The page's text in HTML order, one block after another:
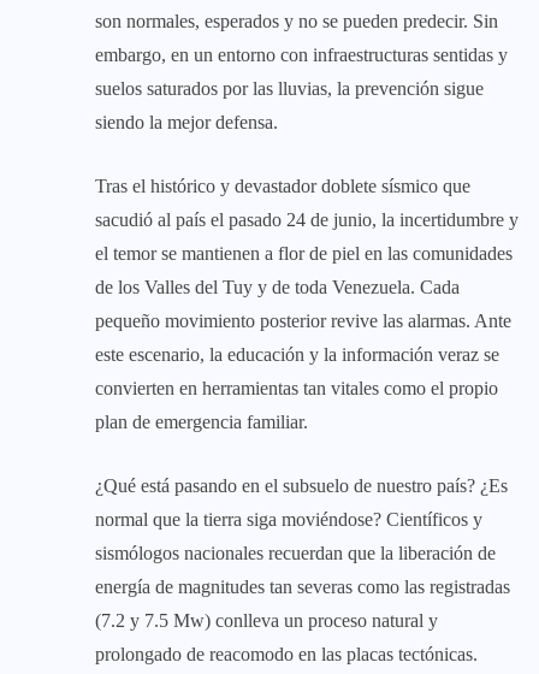
son normales, esperados y no se pueden predecir. Sin
embargo, en un entorno con infraestructuras sentidas y
suelos saturados por las lluvias, la prevención sigue
siendo la mejor defensa.
Tras el histórico y devastador doblete sísmico que
sacudió al país el pasado 24 de junio, la incertidumbre y
el temor se mantienen a flor de piel en las comunidades
de los Valles del Tuy y de toda Venezuela. Cada
pequeño movimiento posterior revive las alarmas. Ante
este escenario, la educación y la información veraz se
convierten en herramientas tan vitales como el propio
plan de emergencia familiar.
¿Qué está pasando en el subsuelo de nuestro país? ¿Es
normal que la tierra siga moviéndose? Científicos y
sismólogos nacionales recuerdan que la liberación de
energía de magnitudes tan severas como las registradas
(7.2 y 7.5 Mw) conlleva un proceso natural y
prolongado de reacomodo en las placas tectónicas.